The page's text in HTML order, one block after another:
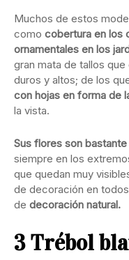
Muchos de estos
como cobertura en los
ornamentales en los
gran mata de tallos
duros y altos; de los
con hojas en forma de
la vista.
Sus flores son
siempre en los
que quedan muy
de decoración en
de decoración natural.
3 Trébol